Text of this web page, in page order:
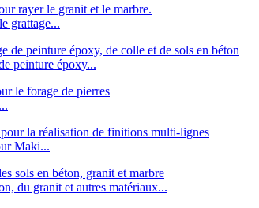
grattage...
peinture époxy...
Maki...
du granit et autres matériaux...